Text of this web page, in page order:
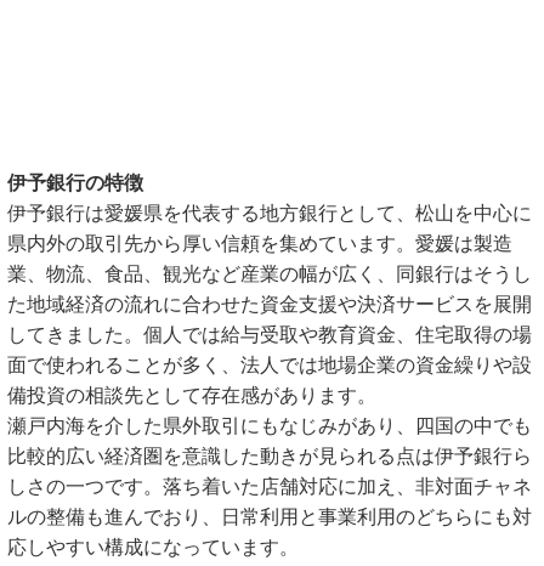
伊予銀行の特徴
伊予銀行は愛媛県を代表する地方銀行として、松山を中心に
県内外の取引先から厚い信頼を集めています。愛媛は製造
業、物流、食品、観光など産業の幅が広く、同銀行はそうし
た地域経済の流れに合わせた資金支援や決済サービスを展開
してきました。個人では給与受取や教育資金、住宅取得の場
面で使われることが多く、法人では地場企業の資金繰りや設
備投資の相談先として存在感があります。
瀬戸内海を介した県外取引にもなじみがあり、四国の中でも
比較的広い経済圏を意識した動きが見られる点は伊予銀行ら
しさの一つです。落ち着いた店舗対応に加え、非対面チャネ
ルの整備も進んでおり、日常利用と事業利用のどちらにも対
応しやすい構成になっています。